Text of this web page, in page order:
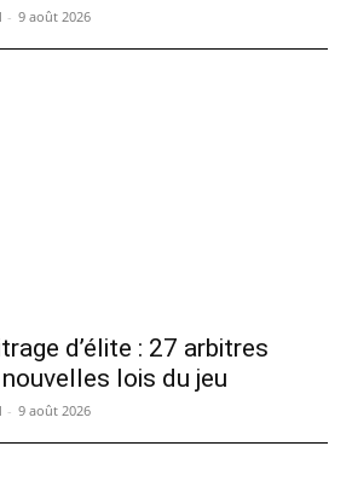
- 9 août 2026
d’élite : 27 arbitres
lois du jeu
- 9 août 2026